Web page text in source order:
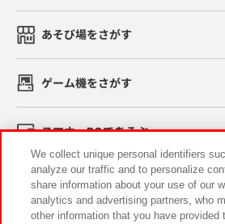
あそび場をさがす
ゲーム機をさがす
スマホ・PCであそぶ
イベント・キャンペーン
We collect unique personal identifiers
analyze our traffic and to personalize
share information about your use of our
analytics and advertising partners, who
other information that you have provided